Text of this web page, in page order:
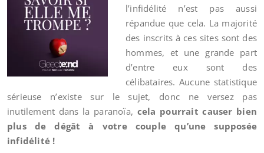
l’infidélité n’est pas aussi
répandue que cela. La majorité
des inscrits à ces sites sont des
hommes, et une grande part
d’entre eux sont des
célibataires. Aucune statistique
sérieuse n’existe sur le sujet, donc ne versez pas
inutilement dans la paranoïa, cela pourrait causer bien
plus de dégât à votre couple qu’une supposée
infidélité !